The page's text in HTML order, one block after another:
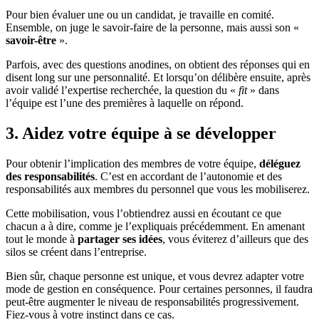
Pour bien évaluer une ou un candidat, je travaille en comité.
Ensemble, on juge le savoir-faire de la personne, mais aussi son «
savoir-être ».
Parfois, avec des questions anodines, on obtient des réponses qui en
disent long sur une personnalité. Et lorsqu’on délibère ensuite, après
avoir validé l’expertise recherchée, la question du « fit» dans
l’équipe est l’une des premières à laquelle on répond.
3. Aidez votre équipe à se développer
Pour obtenir l’implication des membres de votre équipe, déléguez
des responsabilités. C’est en accordant de l’autonomie et des
responsabilités aux membres du personnel que vous les mobiliserez.
Cette mobilisation, vous l’obtiendrez aussi en écoutant ce que
chacun a à dire, comme je l’expliquais précédemment. En amenant
tout le monde à partager ses idées, vous éviterez d’ailleurs que des
silos se créent dans l’entreprise.
Bien sûr, chaque personne est unique, et vous devrez adapter votre
mode de gestion en conséquence. Pour certaines personnes, il faudra
peut-être augmenter le niveau de responsabilités progressivement.
Fiez-vous à votre instinct dans ce cas.